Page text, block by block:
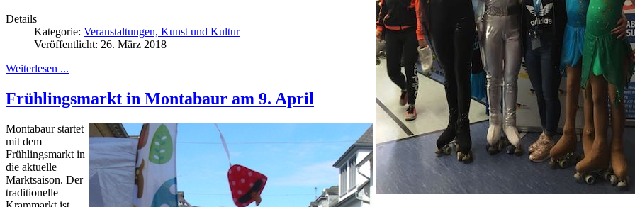
Details
Kategorie: Veranstaltungen, Kunst und Kultur
Veröffentlicht: 26. März 2018
Weiterlesen ...
Frühlingsmarkt in Montabaur am 9. April
Montabaur startet
mit dem
Frühlingsmarkt in
die aktuelle
Marktsaison. Der
traditionelle